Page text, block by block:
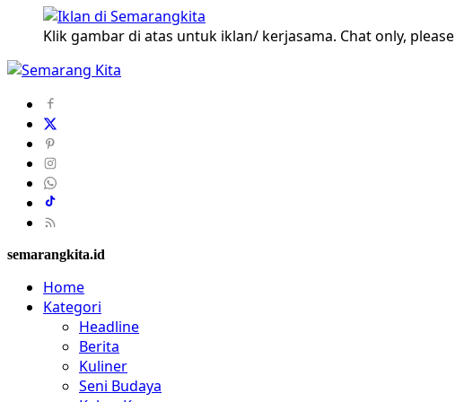
Klik gambar di atas untuk iklan/ kerjasama. Chat only, please
semarangkita.id
Home
Kategori
Headline
Berita
Kuliner
Seni Budaya